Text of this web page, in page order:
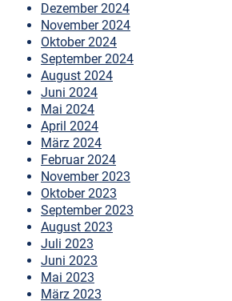
Dezember 2024
November 2024
Oktober 2024
September 2024
August 2024
Juni 2024
Mai 2024
April 2024
März 2024
Februar 2024
November 2023
Oktober 2023
September 2023
August 2023
Juli 2023
Juni 2023
Mai 2023
März 2023